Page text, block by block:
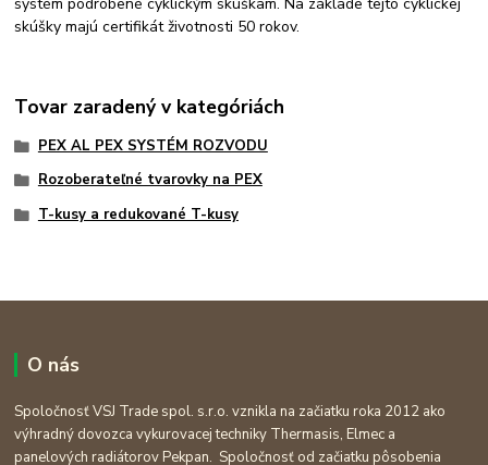
skúšky majú certifikát životnosti 50 rokov.
Tovar zaradený v kategóriách
PEX AL PEX SYSTÉM ROZVODU
Rozoberateľné tvarovky na PEX
T-kusy a redukované T-kusy
O nás
Spoločnosť VSJ Trade spol. s.r.o. vznikla na začiatku roka 2012 ako
výhradný dovozca vykurovacej techniky Thermasis, Elmec a
panelových radiátorov Pekpan. Spoločnosť od začiatku pôsobenia